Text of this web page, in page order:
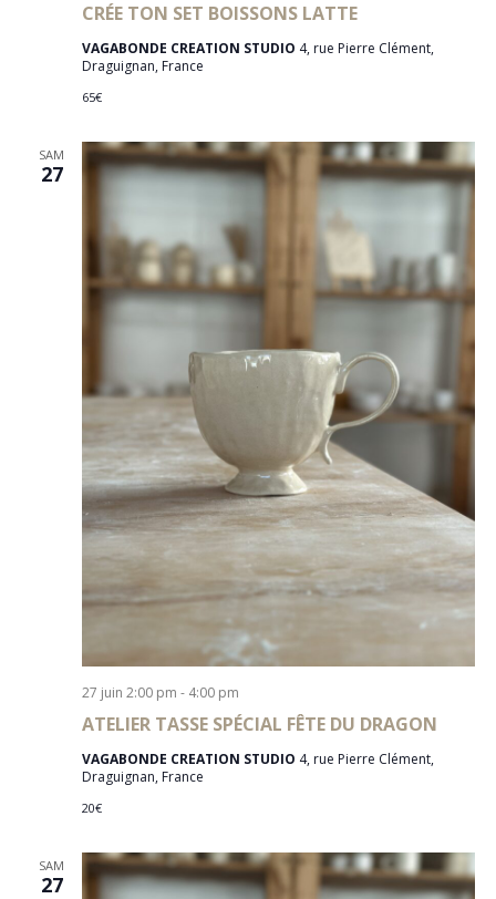
CRÉE TON SET BOISSONS LATTE
VAGABONDE CREATION STUDIO 4, rue Pierre Clément,
Draguignan, France
65€
SAM
27
ATELIER TASSE SPÉCIAL FÊTE DU DRAGON
27 juin 2:00 pm - 4:00 pm
VAGABONDE CREATION STUDIO 4, rue Pierre Clément,
Draguignan, France
20€
SAM
27